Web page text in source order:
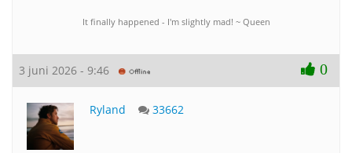
It finally happened - I'm slightly mad! ~ Queen
3 juni 2026 - 9:46 0
Ryland 33662